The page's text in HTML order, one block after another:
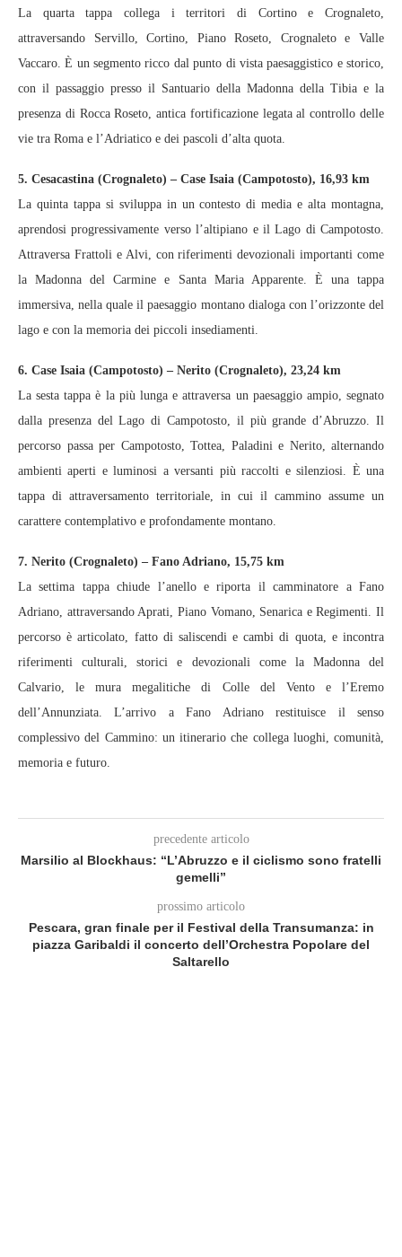
La quarta tappa collega i territori di Cortino e Crognaleto,
attraversando Servillo, Cortino, Piano Roseto, Crognaleto e Valle
Vaccaro. È un segmento ricco dal punto di vista paesaggistico e storico,
con il passaggio presso il Santuario della Madonna della Tibia e la
presenza di Rocca Roseto, antica fortificazione legata al controllo delle
vie tra Roma e l’Adriatico e dei pascoli d’alta quota.
5. Cesacastina (Crognaleto) – Case Isaia (Campotosto), 16,93 km
La quinta tappa si sviluppa in un contesto di media e alta montagna,
aprendosi progressivamente verso l’altipiano e il Lago di Campotosto.
Attraversa Frattoli e Alvi, con riferimenti devozionali importanti come
la Madonna del Carmine e Santa Maria Apparente. È una tappa
immersiva, nella quale il paesaggio montano dialoga con l’orizzonte del
lago e con la memoria dei piccoli insediamenti.
6. Case Isaia (Campotosto) – Nerito (Crognaleto), 23,24 km
La sesta tappa è la più lunga e attraversa un paesaggio ampio, segnato
dalla presenza del Lago di Campotosto, il più grande d’Abruzzo. Il
percorso passa per Campotosto, Tottea, Paladini e Nerito, alternando
ambienti aperti e luminosi a versanti più raccolti e silenziosi. È una
tappa di attraversamento territoriale, in cui il cammino assume un
carattere contemplativo e profondamente montano.
7. Nerito (Crognaleto) – Fano Adriano, 15,75 km
La settima tappa chiude l’anello e riporta il camminatore a Fano
Adriano, attraversando Aprati, Piano Vomano, Senarica e Regimenti. Il
percorso è articolato, fatto di saliscendi e cambi di quota, e incontra
riferimenti culturali, storici e devozionali come la Madonna del
Calvario, le mura megalitiche di Colle del Vento e l’Eremo
dell’Annunziata. L’arrivo a Fano Adriano restituisce il senso
complessivo del Cammino: un itinerario che collega luoghi, comunità,
memoria e futuro.
precedente articolo
Marsilio al Blockhaus: “L’Abruzzo e il ciclismo sono fratelli
gemelli”
prossimo articolo
Pescara, gran finale per il Festival della Transumanza: in
piazza Garibaldi il concerto dell’Orchestra Popolare del
Saltarello